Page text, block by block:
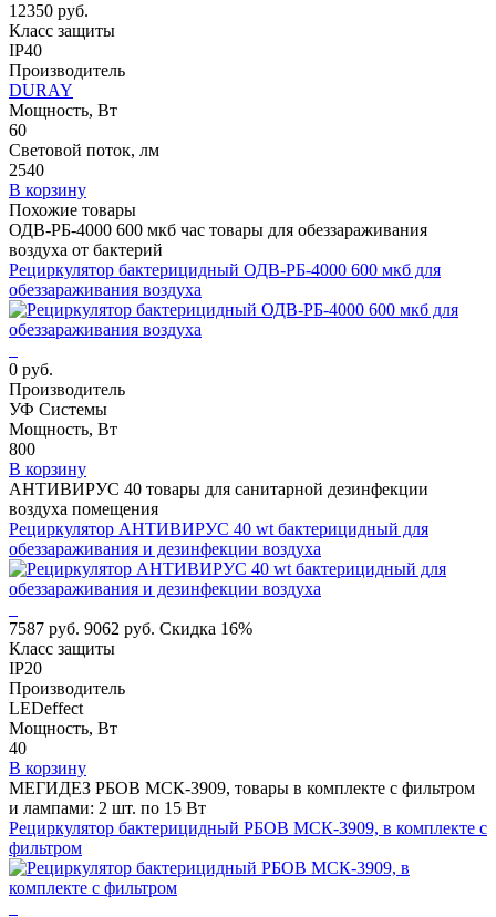
12350 руб.
Класс защиты
IP40
Производитель
DURAY
Мощность, Вт
60
Световой поток, лм
2540
В корзину
Похожие товары
ОДВ-РБ-4000 600 мкб час товары для обеззараживания
воздуха от бактерий
Рециркулятор бактерицидный ОДВ-РБ-4000 600 мкб для
обеззараживания воздуха
0 руб.
Производитель
УФ Системы
Мощность, Вт
800
В корзину
АНТИВИРУС 40 товары для санитарной дезинфекции
воздуха помещения
Рециркулятор АНТИВИРУС 40 wt бактерицидный для
обеззараживания и дезинфекции воздуха
7587 руб. 9062 руб. Скидка 16%
Класс защиты
IP20
Производитель
LEDeffect
Мощность, Вт
40
В корзину
МЕГИДЕЗ РБОВ МСК-3909, товары в комплекте с фильтром
и лампами: 2 шт. по 15 Вт
Рециркулятор бактерицидный РБОВ МСК-3909, в комплекте с
фильтром